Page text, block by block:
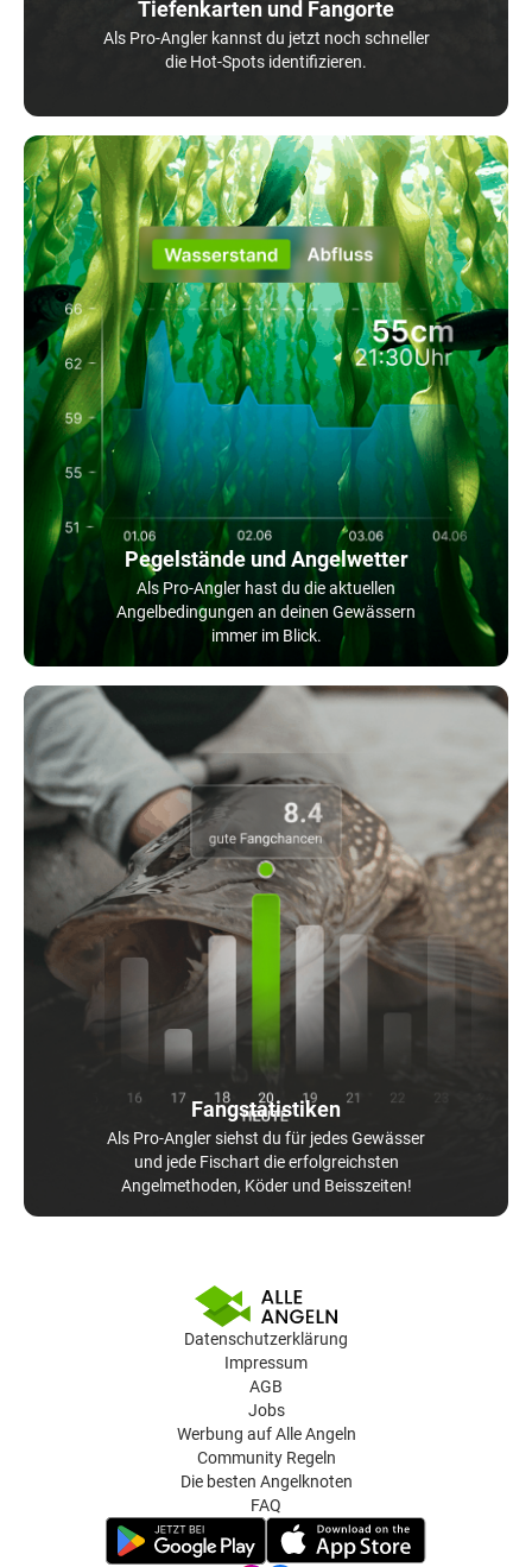
Tiefenkarten und Fangorte
Als Pro-Angler kannst du jetzt noch schneller
die Hot-Spots identifizieren.
Pegelstände und Angelwetter
Als Pro-Angler hast du die aktuellen
Angelbedingungen an deinen Gewässern
immer im Blick.
Fangstatistiken
Als Pro-Angler siehst du für jedes Gewässer
und jede Fischart die erfolgreichsten
Angelmethoden, Köder und Beisszeiten!
Datenschutzerklärung
Impressum
AGB
Jobs
Werbung auf Alle Angeln
Community Regeln
Die besten Angelknoten
FAQ